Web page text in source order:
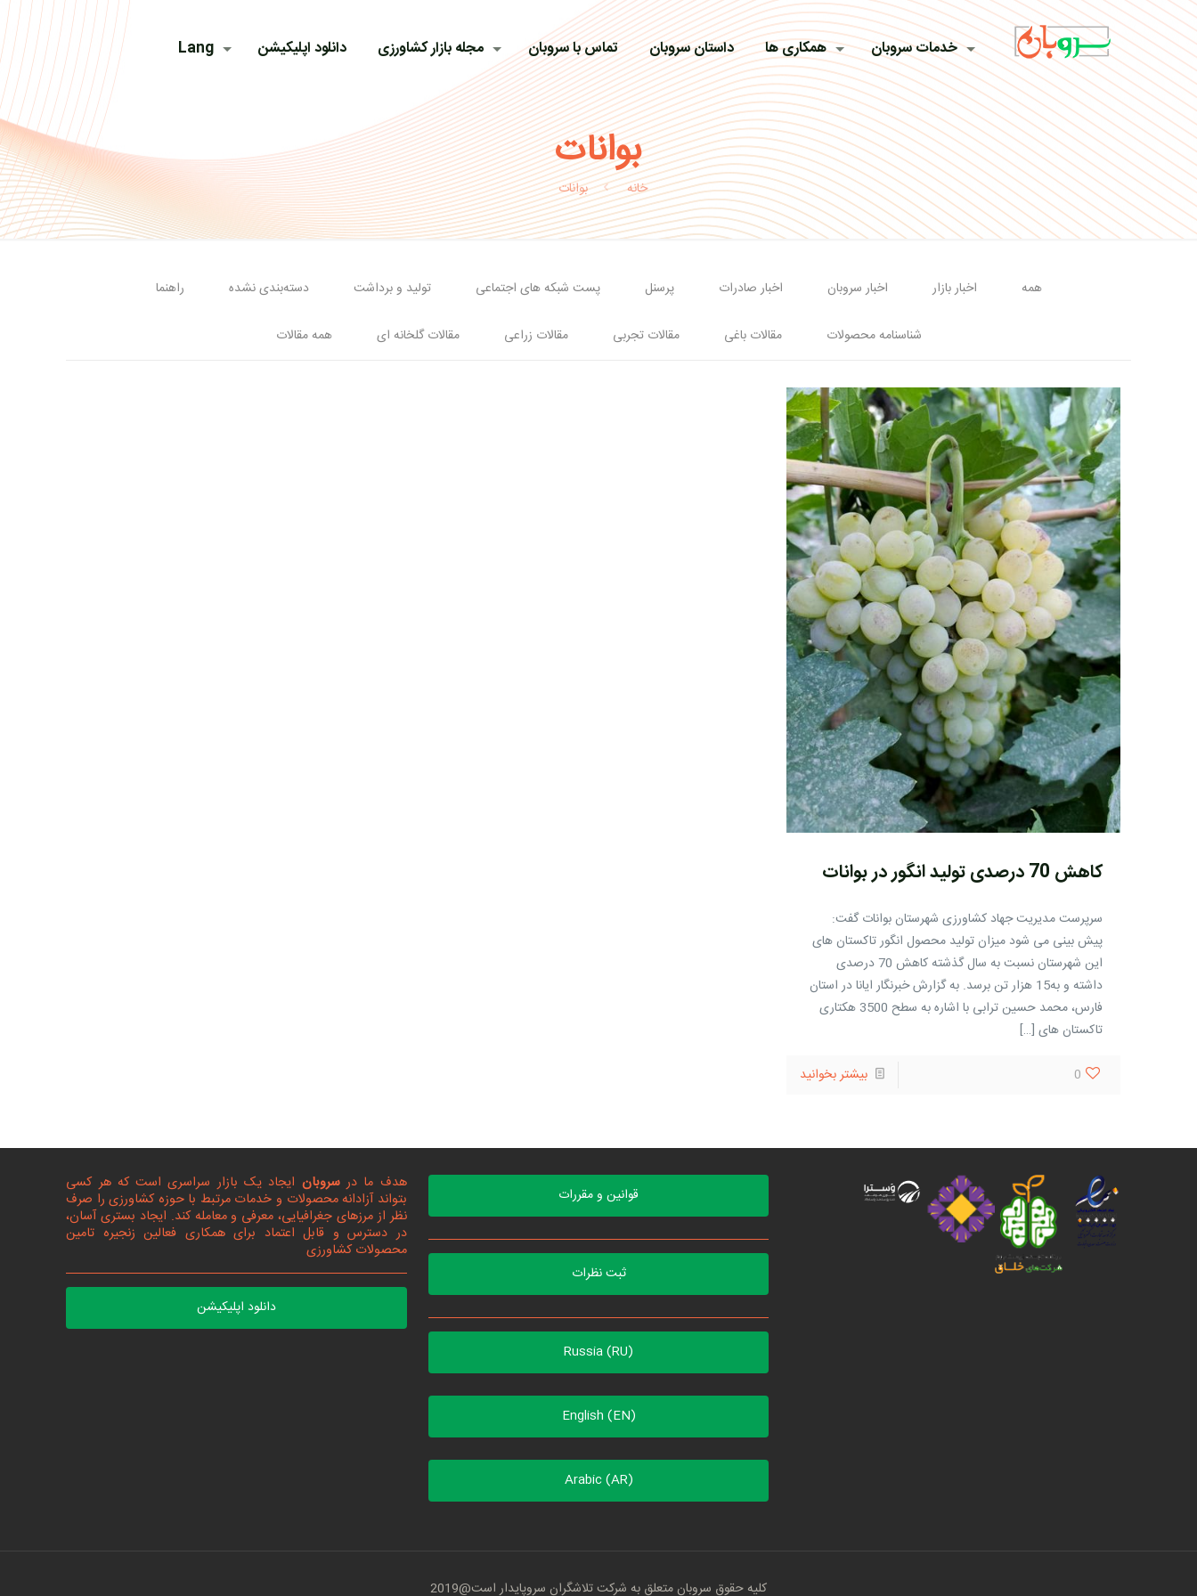
خدمات سروبان همکاری ها داستان سروبان تماس با سروبان مجله بازار کشاورزی دانلود اپلیکیشن Lang
بوانات
خانه بوانات
همه اخبار بازار اخبار سروبان اخبار صادرات پرسنل پست شبکه های اجتماعی تولید و برداشت دسته‌بندی نشده راهنما
شناسنامه محصولات مقالات باغی مقالات تجربی مقالات زراعی مقالات گلخانه ای همه مقالات
کاهش 70 درصدی تولید انگور در بوانات
سرپرست مدیریت جهاد کشاورزی شهرستان بوانات گفت:
پیش بینی می شود میزان تولید محصول انگور تاکستان های
این شهرستان نسبت به سال گذشته کاهش 70 درصدی
داشته و به15 هزار تن برسد. به گزارش خبرنگار ایانا در استان
فارس، محمد حسین ترابی با اشاره به سطح 3500 هکتاری
تاکستان های […]
0 بیشتر بخوانید
قوانین و مقررات
ثبت نظرات
Russia (RU)
English (EN)
Arabic (AR)
هدف ما درسروبان ایجاد یک بازار سراسری است که هر کسی
بتواند آزادانه محصولات و خدمات مرتبط با حوزه کشاورزی را صرف
نظر از مرزهای جغرافیایی، معرفی و معامله کند. ایجاد بستری آسان،
در دسترس و قابل اعتماد برای همکاری فعالین زنجیره تامین
محصولات کشاورزی
دانلود اپلیکیشن
کلیه حقوق سروبان متعلق به شرکت تلاشگران سروپایدار است@2019